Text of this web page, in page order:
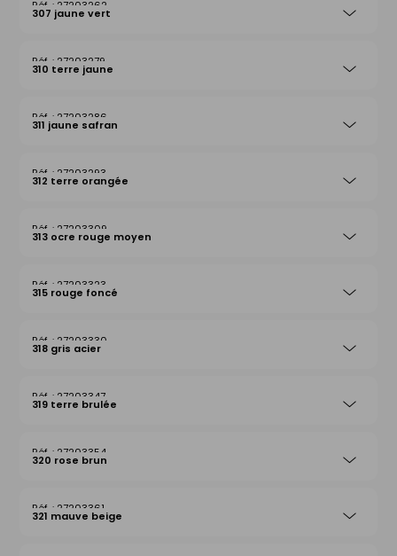
27203262
307 jaune vert
27203279
310 terre jaune
27203286
311 jaune safran
27203293
312 terre orangée
27203309
313 ocre rouge moyen
27203323
315 rouge foncé
27203330
318 gris acier
27203347
319 terre brulée
27203354
320 rose brun
27203361
321 mauve beige